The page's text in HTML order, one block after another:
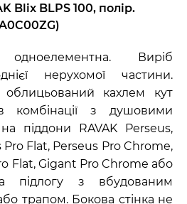
Blix BLPS 100, полір.
Виріб
нерухомої частини.
облицьований кахлем кут
комбінації з душовими
піддони RAVAK Perseus,
Pro Flat, Perseus Pro Chrome,
Flat, Gigant Pro Chrome або
підлогу з вбудованим
трапом. Бокова стінка не